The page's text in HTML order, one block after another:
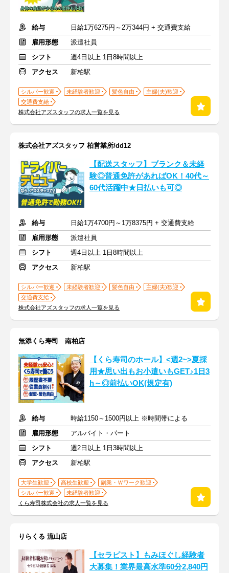
給与
日給1万6275円～2万344円 + 交通費支給
雇用形態
派遣社員
シフト
週4日以上 1日8時間以上
アクセス
新柏駅
シルバー歓迎 未経験者歓迎 髪色自由
主婦(夫)歓迎
交通費支給
株式会社アズスタッフの求人一覧を見る
株式会社アズスタッフ 柏営業所/dd12
【配送スタッフ】ブランク＆未経
験◎普通免許があればOK！40代～
60代活躍中★日払いも可◎
給与
日給1万4700円～1万8375円 + 交通費支給
雇用形態
派遣社員
シフト
週4日以上 1日8時間以上
アクセス
新柏駅
シルバー歓迎 未経験者歓迎 髪色自由
主婦(夫)歓迎
交通費支給
株式会社アズスタッフの求人一覧を見る
無添くら寿司 南柏店
【くら寿司のホール】<週2~>夏採
用★思い出もお小遣いもGET♪1日3
h～◎前払いOK(規定有)
給与
時給1150～1500円以上 ※時間帯による
雇用形態
アルバイト・パート
シフト
週2日以上 1日3時間以上
アクセス
新柏駅
大学生歓迎 高校生歓迎
副業・Ｗワーク歓迎
シルバー歓迎
未経験者歓迎
くら寿司株式会社の求人一覧を見る
りらくる 流山店
【セラピスト】もみほぐし経験者
大募集！業界最高水準60分2,840円